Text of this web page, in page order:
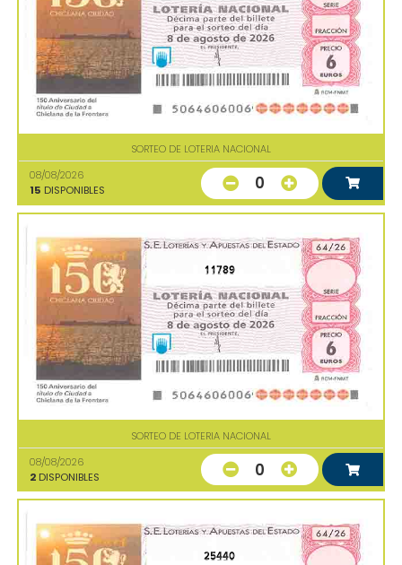
SORTEO DE LOTERIA NACIONAL
08/08/2026
15 DISPONIBLES 0
11789
SORTEO DE LOTERIA NACIONAL
08/08/2026
2 DISPONIBLES 0
25440